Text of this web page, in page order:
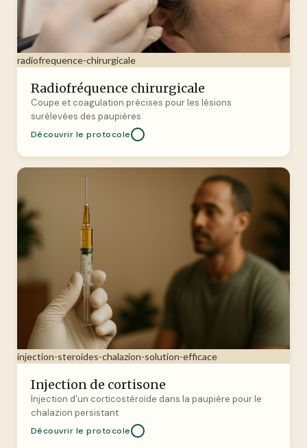
radiofrequence-chirurgicale
Radiofréquence chirurgicale
Coupe et coagulation précises pour les lésions
surélevées des paupières
Découvrir le protocole
injection-steroides-chalazion-solution-efficace
Injection de cortisone
Injection d'un corticostéroïde dans la paupière pour le
chalazion persistant
Découvrir le protocole